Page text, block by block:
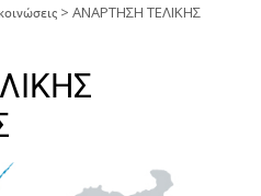
> ΑΝΑΡΤΗΣΗ ΤΕΛΙΚΗΣ